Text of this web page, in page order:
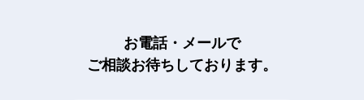
お電話・メールで
ご相談お待ちしております。